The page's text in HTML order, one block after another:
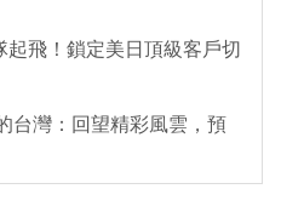
飛！鎖定美日頂級客戶切
台灣：回望精彩風雲，預